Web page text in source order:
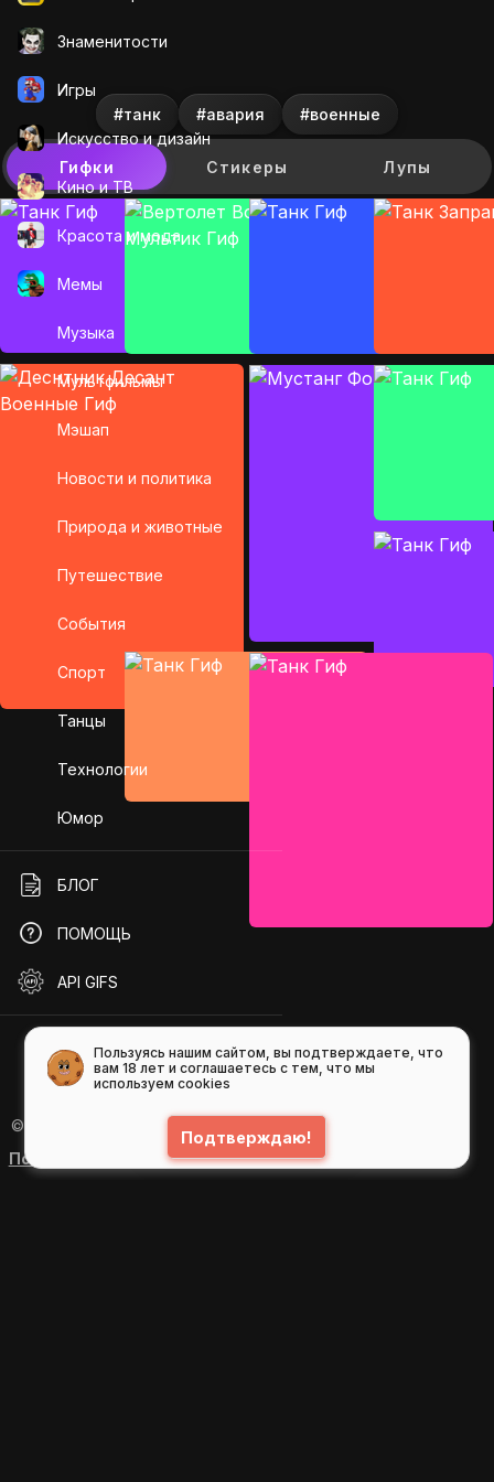
Знаменитости
Игры
Искусcтво и дизайн
Кино и ТВ
Красота и мода
Мемы
Музыка
Мультфильмы
Мэшап
Новости и политика
Природа и животные
Путешествие
События
Спорт
Танцы
Технологии
Юмор
БЛОГ
ПОМОЩЬ
API GIFS
© 2026
GIFS ( gifs.ru , гифки.рф )
Пользовательское соглашение
#танк #авария #военные
Гифки Стикеры Лупы
Пользуясь нашим сайтом, вы подтверждаете, что
вам 18 лет и соглашаетесь с тем, что мы
используем cookies
Подтверждаю!